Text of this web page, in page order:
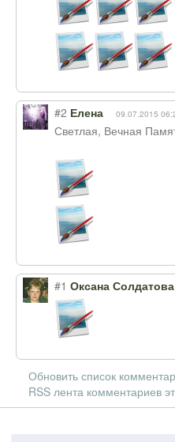
#2 Елена 09.07.2015
Светлая, Вечная
#1 Оксана Солдатова
Обновить список
RSS лента комментариев